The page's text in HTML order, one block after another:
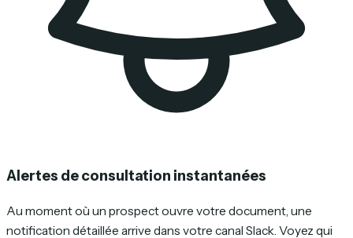
Alertes de consultation instantanées
Au moment où un prospect ouvre votre document, une
notification détaillée arrive dans votre canal Slack. Voyez qui